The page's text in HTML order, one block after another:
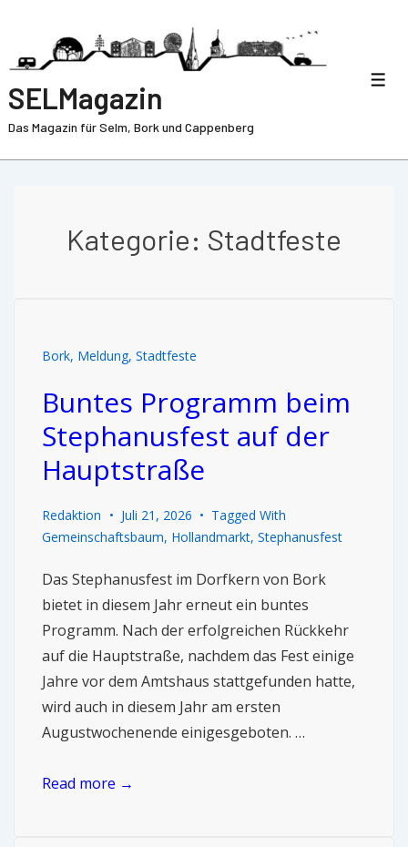
SELMagazin
Das Magazin für Selm, Bork und Cappenberg
Kategorie: Stadtfeste
Bork, Meldung, Stadtfeste
Buntes Programm beim
Stephanusfest auf der
Hauptstraße
Redaktion Juli 21, 2026
Tagged With
Gemeinschaftsbaum, Hollandmarkt, Stephanusfest
Das Stephanusfest im Dorfkern von Bork
bietet in diesem Jahr erneut ein buntes
Programm. Nach der erfolgreichen Rückkehr
auf die Hauptstraße, nachdem das Fest einige
Jahre vor dem Amtshaus stattgefunden hatte,
wird auch in diesem Jahr am ersten
Augustwochenende einigesgeboten. …
Read more →